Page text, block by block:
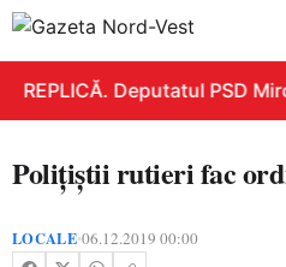
REPLICĂ. Deputatul PSD
Polițiștii rutieri fac
LOCALE•06.12.2019 00:00